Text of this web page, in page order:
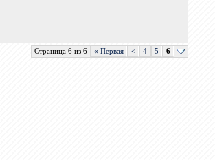
Страница 6 из 6 « Первая < 4 5 6